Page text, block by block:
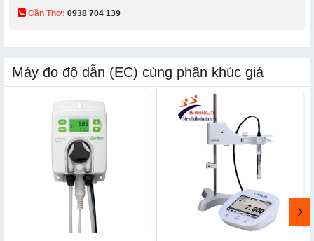
Cần Thơ: 0938 704 139​
Máy đo độ dẫn (EC) cùng phân khúc giá